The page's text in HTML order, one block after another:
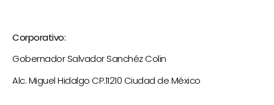
Corporativo:
Gobernador Salvador Sanchéz Colin
Alc. Miguel Hidalgo CP.11210 Ciudad de México